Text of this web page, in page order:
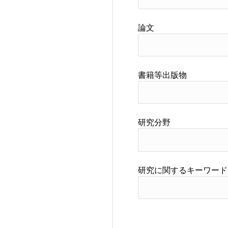
論文
書籍等出版物
研究分野
研究に関するキーワード